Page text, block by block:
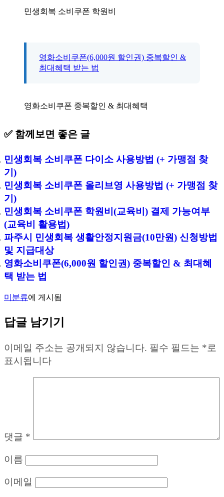
민생회복 소비쿠폰 학원비
영화소비쿠폰(6,000원 할인권) 중복할인 &
최대혜택 받는 법
영화소비쿠폰 중복할인 & 최대혜택
✅ 함께보면 좋은 글
민생회복 소비쿠폰 다이소 사용방법 (+ 가맹점 찾
기)
민생회복 소비쿠폰 올리브영 사용방법 (+ 가맹점 찾
기)
민생회복 소비쿠폰 학원비(교육비) 결제 가능여부
(교육비 활용법)
파주시 민생회복 생활안정지원금(10만원) 신청방법
및 지급대상
영화소비쿠폰(6,000원 할인권) 중복할인 & 최대혜
택 받는 법
미분류에 게시됨
답글 남기기
이메일 주소는 공개되지 않습니다. 필수 필드는 *로
표시됩니다
댓글 *
이름
이메일